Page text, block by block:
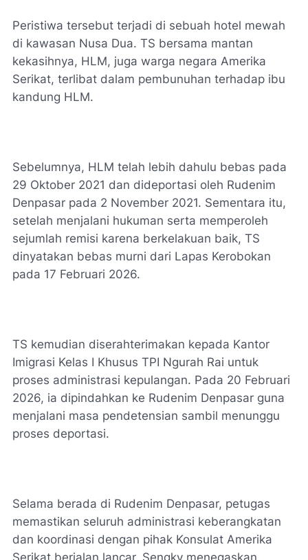
Peristiwa tersebut terjadi di sebuah hotel mewah
di kawasan Nusa Dua. TS bersama mantan
kekasihnya, HLM, juga warga negara Amerika
Serikat, terlibat dalam pembunuhan terhadap ibu
kandung HLM.
Sebelumnya, HLM telah lebih dahulu bebas pada
29 Oktober 2021 dan dideportasi oleh Rudenim
Denpasar pada 2 November 2021. Sementara itu,
setelah menjalani hukuman serta memperoleh
sejumlah remisi karena berkelakuan baik, TS
dinyatakan bebas murni dari Lapas Kerobokan
pada 17 Februari 2026.
TS kemudian diserahterimakan kepada Kantor
Imigrasi Kelas I Khusus TPI Ngurah Rai untuk
proses administrasi kepulangan. Pada 20 Februari
2026, ia dipindahkan ke Rudenim Denpasar guna
menjalani masa pendetensian sambil menunggu
proses deportasi.
Selama berada di Rudenim Denpasar, petugas
memastikan seluruh administrasi keberangkatan
dan koordinasi dengan pihak Konsulat Amerika
Serikat berjalan lancar. Sengky menegaskan